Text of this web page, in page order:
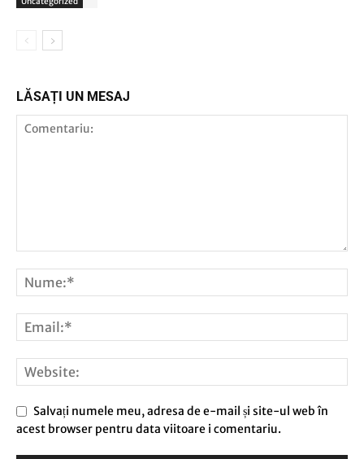
LĂSAȚI UN MESAJ
Salvați numele meu, adresa de e-mail și site-ul web în
acest browser pentru data viitoare i comentariu.